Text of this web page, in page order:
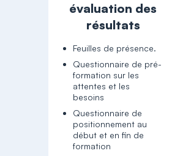
évaluation des
résultats
Feuilles de présence.
Questionnaire de pré-
formation sur les
attentes et les
besoins
Questionnaire de
positionnement au
début et en fin de
formation